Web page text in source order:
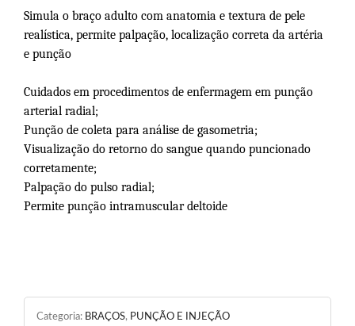
Simula o braço adulto com anatomia e textura de pele
realística, permite palpação, localização correta da artéria
e punção
Cuidados em procedimentos de enfermagem em punção
arterial radial;
Punção de coleta para análise de gasometria;
Visualização do retorno do sangue quando puncionado
corretamente;
Palpação do pulso radial;
Permite punção intramuscular deltoide
Categoria: BRAÇOS, PUNÇÃO E INJEÇÃO